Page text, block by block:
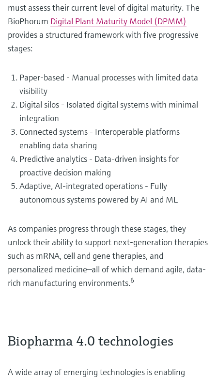
must assess their current level of digital maturity. The
BioPhorum Digital Plant Maturity Model (DPMM)
provides a structured framework with five progressive
stages:
Paper-based - Manual processes with limited data
visibility
Digital silos - Isolated digital systems with minimal
integration
Connected systems - Interoperable platforms
enabling data sharing
Predictive analytics - Data-driven insights for
proactive decision making
Adaptive, AI-integrated operations - Fully
autonomous systems powered by AI and ML
As companies progress through these stages, they
unlock their ability to support next-generation therapies
such as mRNA, cell and gene therapies, and
personalized medicine—all of which demand agile, data-
rich manufacturing environments.6
Biopharma 4.0 technologies
A wide array of emerging technologies is enabling